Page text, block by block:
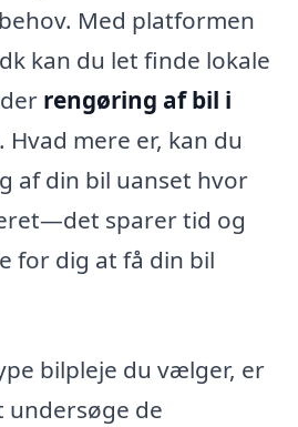
Med platformen
kan du let finde lokale
rengøring af bil i
. Hvad mere er, kan du
af din bil uanset hvor
sparer tid og
for dig at få din bil
bilpleje du vælger, er
undersøge de